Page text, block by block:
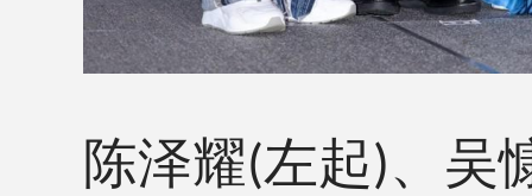
陈泽耀(左起)、吴